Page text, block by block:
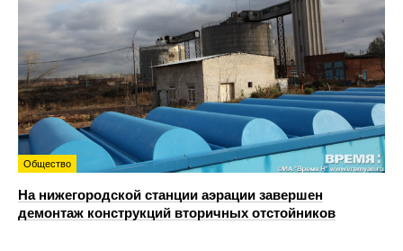
Общество
На нижегородской станции аэрации завершен
демонтаж конструкций вторичных отстойников